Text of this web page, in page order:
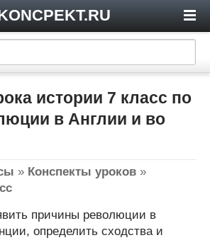
истории 7 класс по
в Англии и во
» Конспекты уроков »
причины революции в
определить сходства и